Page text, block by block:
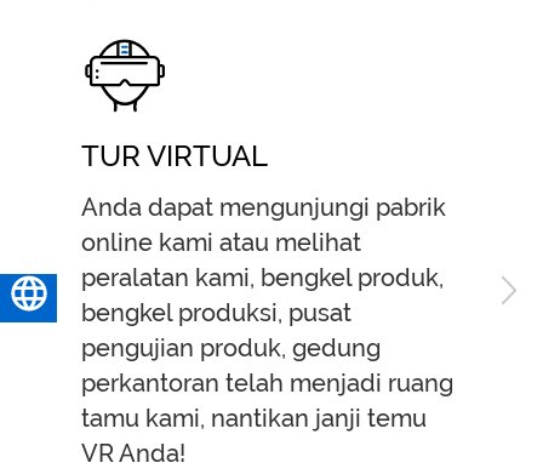
TUR VIRTUAL
Anda dapat mengunjungi pabrik
online kami atau melihat
peralatan kami, bengkel produk,
bengkel produksi, pusat
pengujian produk, gedung
perkantoran telah menjadi ruang
tamu kami, nantikan janji temu
VR Anda!
Bahasa Indonesia